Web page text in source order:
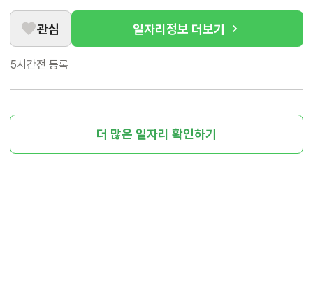
관심 일자리정보 더보기
5시간전 등록
더 많은 일자리 확인하기